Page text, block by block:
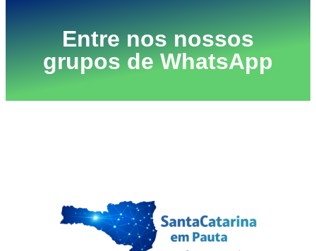
Entre nos nossos
grupos de WhatsApp